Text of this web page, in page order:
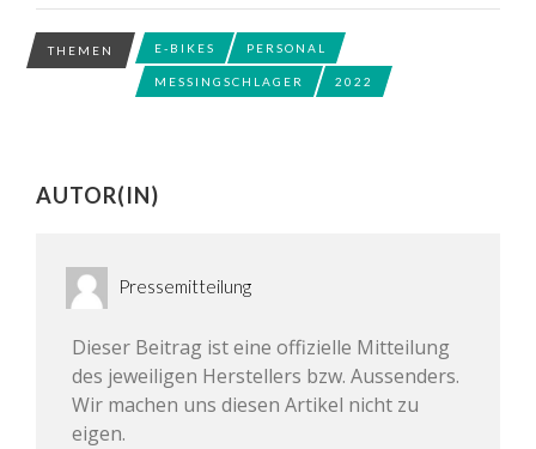
THEMEN E-BIKES PERSONAL
MESSINGSCHLAGER 2022
AUTOR(IN)
Pressemitteilung
Dieser Beitrag ist eine offizielle Mitteilung
des jeweiligen Herstellers bzw. Aussenders.
Wir machen uns diesen Artikel nicht zu
eigen.